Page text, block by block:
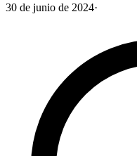
30 de junio de 2024·